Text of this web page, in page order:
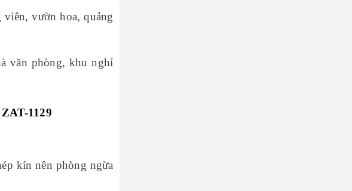
vườn hoa, quảng
văn phòng, khu nghỉ
1129
kín nên phòng ngừa